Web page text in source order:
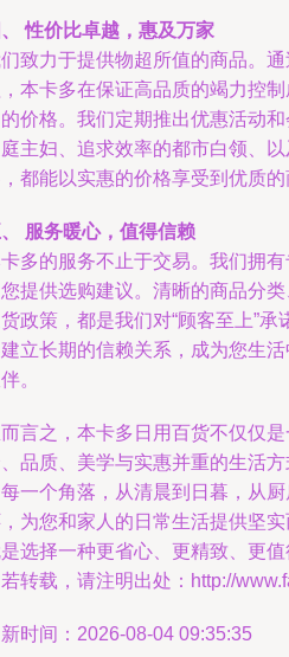
性价比卓越，惠及万家
致力于提供物超所值的商品。
本卡多在保证高品质的竭力控
价格。我们定期推出优惠活动
主妇、追求效率的都市白领、
都能以实惠的价格享受到优质的
服务暖心，值得信赖
多的服务不止于交易。我们拥
提供选购建议。清晰的商品分
政策，都是我们对“顾客至上”
立长期的信赖关系，成为您生
。
言之，本卡多日用百货不仅仅
品质、美学与实惠并重的生活
一个角落，从清晨到日暮，从
为您和家人的日常生活提供坚
选择一种更省心、更精致、更值
转载，请注明出处：http://
时间：2026-08-04 09:35:35